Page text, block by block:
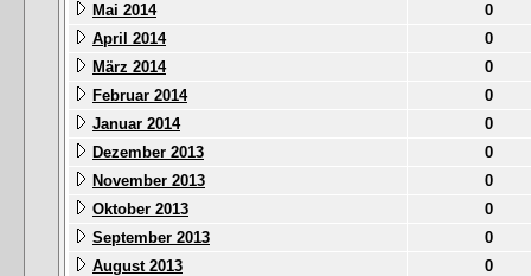
Mai 2014
0
April 2014
0
März 2014
0
Februar 2014
0
Januar 2014
0
Dezember 2013
0
November 2013
0
Oktober 2013
0
September 2013
0
August 2013
0